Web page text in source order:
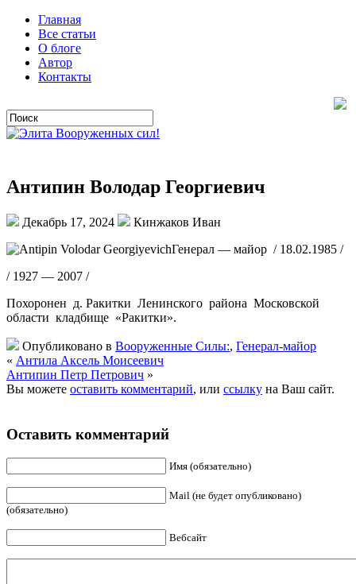
Главная
Все статьи
О блоге
Автор
Контакты
Антипин Володар Георгиевич
Декабрь 17, 2024
Кинжаков Иван
Генерал — майор / 18.02.1985 /
/ 1927 — 2007 /
Похоронен д. Ракитки Ленинского района Московской
области кладбище «Ракитки».
Опубликовано в Вооруженные Силы:, Генерал-майор
« Антила Аксель Моисеевич
Антипин Петр Петрович »
Вы можете оставить комментарий, или ссылку на Ваш сайт.
Оставить комментарий
Имя (обязательно)
Mail (не будет опубликовано)
(обязательно)
Вебсайт